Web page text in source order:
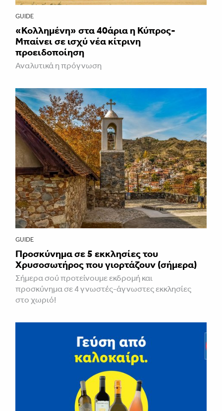
GUIDE
«Κολλημένη» στα 40άρια η Κύπρος-
Μπαίνει σε ισχύ νέα κίτρινη
προειδοποίηση
Αναλυτικά η πρόγνωση
GUIDE
Προσκύνημα σε 5 εκκλησίες του
Χρυσοσωτήρος που γιορτάζουν (σήμερα)
Σήμερα σού προτείνουμε εκδρομή και
προσκύνημα σε 4 γνωστές-άγνωστες εκκλησίες
στο χωριό!